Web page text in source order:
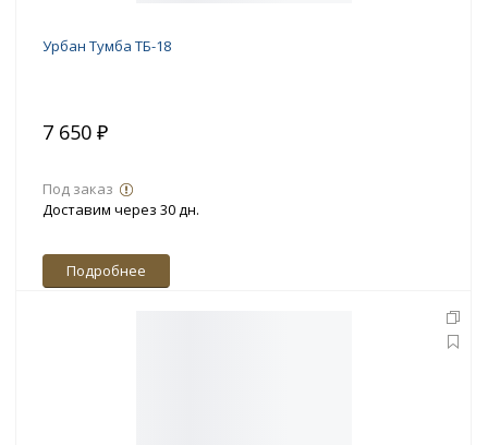
Урбан Тумба ТБ-18
7 650 ₽
Под заказ
Доставим через 30 дн.
Подробнее